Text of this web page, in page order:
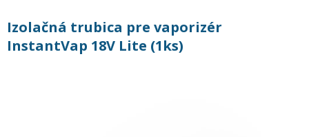
Izolačná trubica pre vaporizér
InstantVap 18V Lite (1ks)